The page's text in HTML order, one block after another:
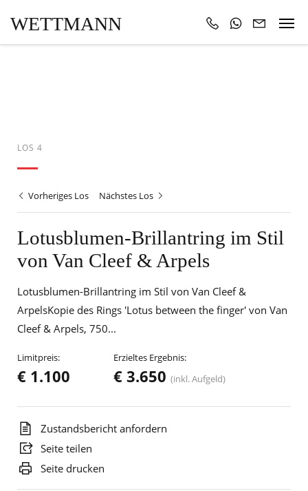
WETTMANN
LOS 4
Vorheriges Los Nächstes Los
Lotusblumen-Brillantring im Stil
von Van Cleef & Arpels
Lotusblumen-Brillantring im Stil von Van Cleef &
ArpelsKopie des Rings 'Lotus between the finger' von Van
Cleef & Arpels, 750...
Limitpreis:
€ 1.100
Erzieltes Ergebnis:
€ 3.650 (inkl. Aufgeld)
Zustandsbericht anfordern
Seite teilen
Seite drucken